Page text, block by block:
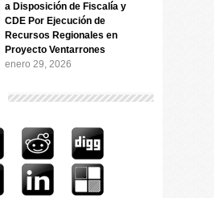
a Disposición de Fiscalía y
CDE Por Ejecución de
Recursos Regionales en
Proyecto Ventarrones
enero 29, 2026